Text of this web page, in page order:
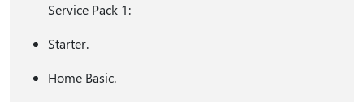
Service Pack 1:
Starter.
Home Basic.